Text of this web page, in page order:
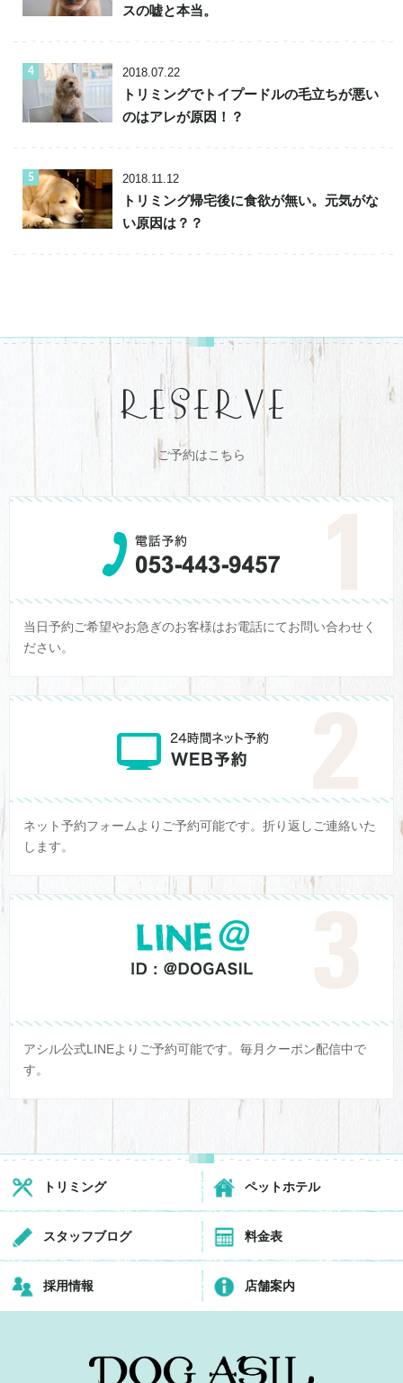
スの嘘と本当。
2018.07.22
トリミングでトイプードルの毛立ちが悪い
のはアレが原因！？
2018.11.12
トリミング帰宅後に食欲が無い。元気がな
い原因は？？
ご予約はこちら
当日予約ご希望やお急ぎのお客様はお電話にてお問い合わせく
ださい。
ネット予約フォームよりご予約可能です。折り返しご連絡いた
します。
アシル公式LINEよりご予約可能です。毎月クーポン配信中で
す。
トリミング ペットホテル
スタッフブログ 料金表
採用情報 店舗案内